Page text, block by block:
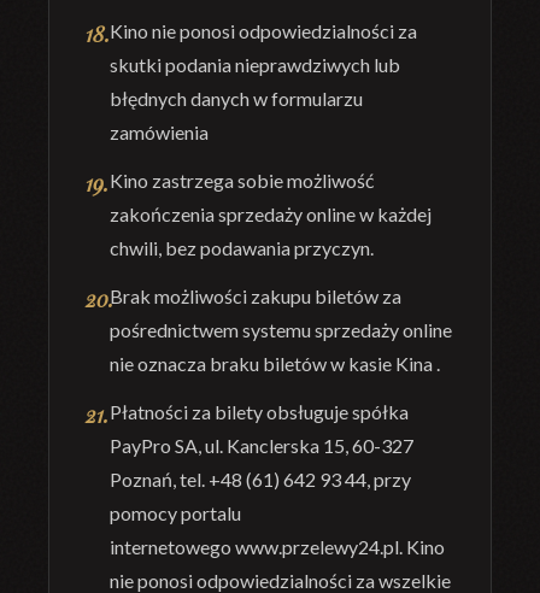
Kino nie ponosi odpowiedzialności za
skutki podania nieprawdziwych lub
błędnychdanych w formularzu
zamówienia
Kino zastrzega sobie możliwość
zakończenia sprzedaży online w każdej
chwili, bezpodawania przyczyn.
Brak możliwości zakupu biletów za
pośrednictwem systemu sprzedaży online
nieoznacza braku biletów w kasie Kina .
Płatności za biletyobsługujespółka
PayPro SA, ul. Kanclerska 15, 60-327
Poznań, tel. +48 (61) 642 93 44, przy
pomocyportalu
internetowego www.przelewy24.pl. Kino
nieponosiodpowiedzialności zawszelkie